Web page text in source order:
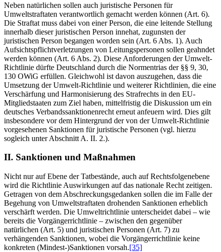
Neben natürlichen sollen auch juristische Personen für
Umweltstraftaten verantwortlich gemacht werden können (Art. 6).
Die Straftat muss dabei von einer Person, die eine leitende Stellung
innerhalb dieser juristischen Person innehat, zugunsten der
juristischen Person begangen worden sein (Art. 6 Abs. 1). Auch
Aufsichtspflichtverletzungen von Leitungspersonen sollen geahndet
werden können (Art. 6 Abs. 2). Diese Anforderungen der Umwelt-
Richtlinie dürfte Deutschland durch die Normentrias der §§ 9, 30,
130 OWiG erfüllen. Gleichwohl ist davon auszugehen, dass die
Umsetzung der Umwelt-Richtlinie und weiterer Richtlinien, die eine
Verschärfung und Harmonisierung des Strafrechts in den EU-
Mitgliedstaaten zum Ziel haben, mittelfristig die Diskussion um ein
deutsches Verbandssanktionenrecht erneut anfeuern wird. Dies gilt
insbesondere vor dem Hintergrund der von der Umwelt-Richtlinie
vorgesehenen Sanktionen für juristische Personen (vgl. hierzu
sogleich unter Abschnitt A. II. 2.).
II. Sanktionen und Maßnahmen
Nicht nur auf Ebene der Tatbestände, auch auf Rechtsfolgenebene
wird die Richtlinie Auswirkungen auf das nationale Recht zeitigen.
Getragen von dem Abschreckungsgedanken sollen die im Falle der
Begehung von Umweltstraftaten drohenden Sanktionen erheblich
verschärft werden. Die Umweltrichtlinie unterscheidet dabei – wie
bereits die Vorgängerrichtlinie – zwischen den gegenüber
natürlichen (Art. 5) und juristischen Personen (Art. 7) zu
verhängenden Sanktionen, wobei die Vorgängerrichtlinie keine
konkreten (Mindest-)Sanktionen vorsah.[35]